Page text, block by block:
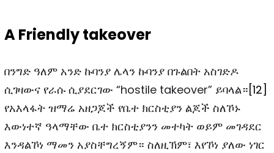
A Friendly takeover
በንግድ ዓለም አንድ ኩባንያ ሌላን ኩባንያ በጉልበት አስገድዶ
ሲገዛውና የራሱ ሲያደርገው “hostile takeover” ይባላል።[12]
የአእላፋት ዝማሬ አዘጋጆች የቤተ ክርስቲያን ልጆች ስለኾኑ
እውነተኛ ዓላማቸው ቤተ ክርስቲያንን መተካት ወይም መገዳደር
እንዳልኾነ ማመን አያስቸግረኝም። ስለዚኽም፣ እየኾነ ያለው ነገር